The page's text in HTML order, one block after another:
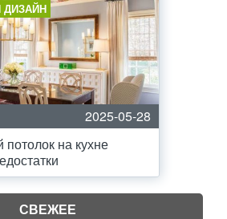
ДИЗАЙН
2025-05-28
на кухне
СВЕЖЕЕ